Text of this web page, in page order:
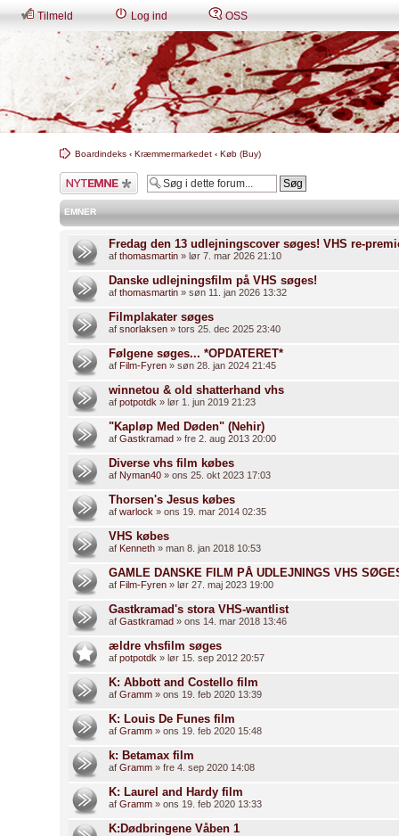
Tilmeld Log ind OSS
Boardindeks ‹ Kræmmermarkedet ‹ Køb (Buy)
Skriv et nyt emne
EMNER
Fredag den 13 udlejningscover søges! VHS re-
af thomasmartin » lør 7. mar 2026 21:10
Danske udlejningsfilm på VHS søges!
af thomasmartin » søn 11. jan 2026 13:32
Filmplakater søges
af snorlaksen » tors 25. dec 2025 23:40
Følgene søges... *OPDATERET*
af Film-Fyren » søn 28. jan 2024 21:45
winnetou & old shatterhand vhs
af potpotdk » lør 1. jun 2019 21:23
"Kapløp Med Døden" (Nehir)
af Gastkramad » fre 2. aug 2013 20:00
Diverse vhs film købes
af Nyman40 » ons 25. okt 2023 17:03
Thorsen's Jesus købes
af warlock » ons 19. mar 2014 02:35
VHS købes
af Kenneth » man 8. jan 2018 10:53
GAMLE DANSKE FILM PÅ UDLEJNINGS VHS
af Film-Fyren » lør 27. maj 2023 19:00
Gastkramad's stora VHS-wantlist
af Gastkramad » ons 14. mar 2018 13:46
ældre vhsfilm søges
af potpotdk » lør 15. sep 2012 20:57
K: Abbott and Costello film
af Gramm » ons 19. feb 2020 13:39
K: Louis De Funes film
af Gramm » ons 19. feb 2020 15:48
k: Betamax film
af Gramm » fre 4. sep 2020 14:08
K: Laurel and Hardy film
af Gramm » ons 19. feb 2020 13:33
K:Dødbringene Våben 1